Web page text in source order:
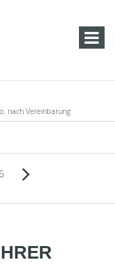
nach Vereinbarung
6